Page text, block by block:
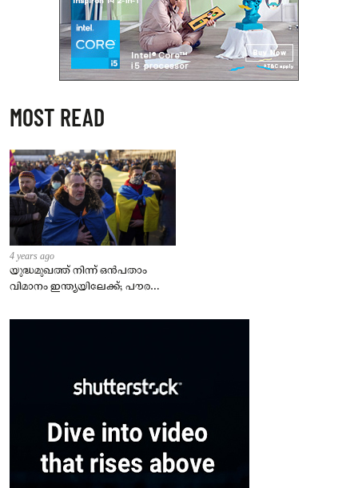
MOST READ
4 years ago
യുദ്ധമുഖത്ത് നിന്ന് ഒൻപതാം
വിമാനം ഇന്ത്യയിലേക്ക്; പൗരന്മാർ
– കേന്ദ്രം